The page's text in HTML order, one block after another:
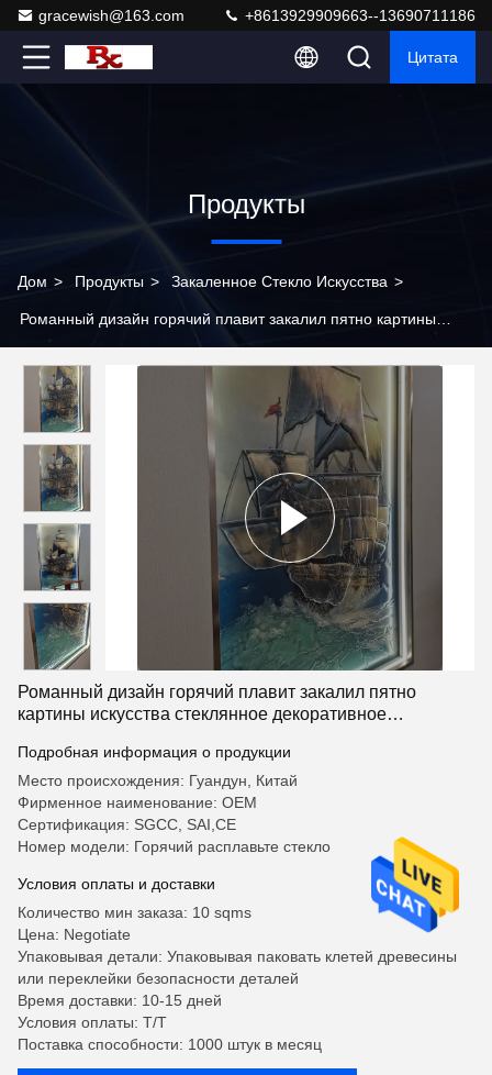
gracewish@163.com +8613929909663--13690711186
Цитата
Продукты
Дом > Продукты > Закаленное Стекло Искусства >
Романный дизайн горячий плавит закалил пятно картины
Романный дизайн горячий плавит закалил пятно
картины искусства стеклянное декоративное
Подробная информация о продукции
Место происхождения: Гуандун, Китай
Фирменное наименование: OEM
Сертификация: SGCC, SAI,CE
Номер модели: Горячий расплавьте стекло
Условия оплаты и доставки
Количество мин заказа: 10 sqms
Цена: Negotiate
Упаковывая детали: Упаковывая паковать клетей древесины
или переклейки безопасности деталей
Время доставки: 10-15 дней
Условия оплаты: T/T
Поставка способности: 1000 штук в месяц